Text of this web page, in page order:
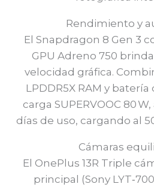
Rendimiento y
El Snapdragon 8 Gen 3
GPU Adreno 750
velocidad gráfica.
LPDDR5X RAM y
carga SUPERVOOC 80
días de uso, cargando al
Cámaras
El OnePlus 13R Triple
principal (Sony